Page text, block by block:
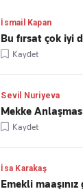
İsmail Kapan
Bu fırsat çok iyi
Kaydet
Sevil Nuriyeva
Mekke
Kaydet
İsa Karakaş
Emekli